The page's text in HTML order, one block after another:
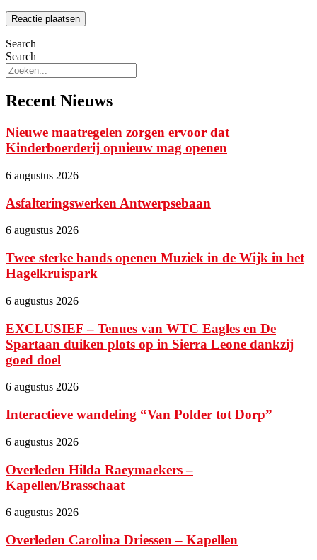
Search
Search
Recent Nieuws
Nieuwe maatregelen zorgen ervoor dat
Kinderboerderij opnieuw mag openen
6 augustus 2026
Asfalteringswerken Antwerpsebaan
6 augustus 2026
Twee sterke bands openen Muziek in de Wijk in het
Hagelkruispark
6 augustus 2026
EXCLUSIEF – Tenues van WTC Eagles en De
Spartaan duiken plots op in Sierra Leone dankzij
goed doel
6 augustus 2026
Interactieve wandeling “Van Polder tot Dorp”
6 augustus 2026
Overleden Hilda Raeymaekers –
Kapellen/Brasschaat
6 augustus 2026
Overleden Carolina Driessen – Kapellen